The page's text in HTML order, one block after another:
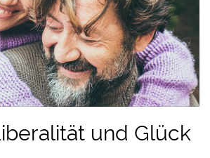
und Glück